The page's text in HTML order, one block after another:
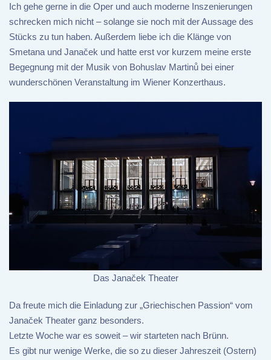
Ich gehe gerne in die Oper und auch moderne Inszenierungen
schrecken mich nicht – solange sie noch mit der Aussage des
Stücks zu tun haben. Außerdem liebe ich die Klänge von
Smetana und Janaček und hatte erst vor kurzem meine erste
Begegnung mit der Musik von Bohuslav Martinů bei einer
wunderschönen Veranstaltung im Wiener Konzerthaus.
Das Janaček Theater
Da freute mich die Einladung zur „Griechischen Passion“ vom
Janaček Theater ganz besonders.
Letzte Woche war es soweit – wir starteten nach Brünn.
Es gibt nur wenige Werke, die so zu dieser Jahreszeit (Ostern)